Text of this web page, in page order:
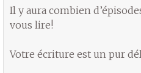
Il y aura combien
vous lire!
Votre écriture est un pur